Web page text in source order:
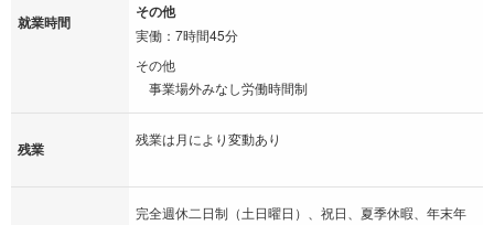
就業時間
その他
実働：7時間45分
その他
事業場外みなし労働時間制
残業
残業は月により変動あり
完全週休二日制（土日曜日）、祝日、夏季休暇、年末年